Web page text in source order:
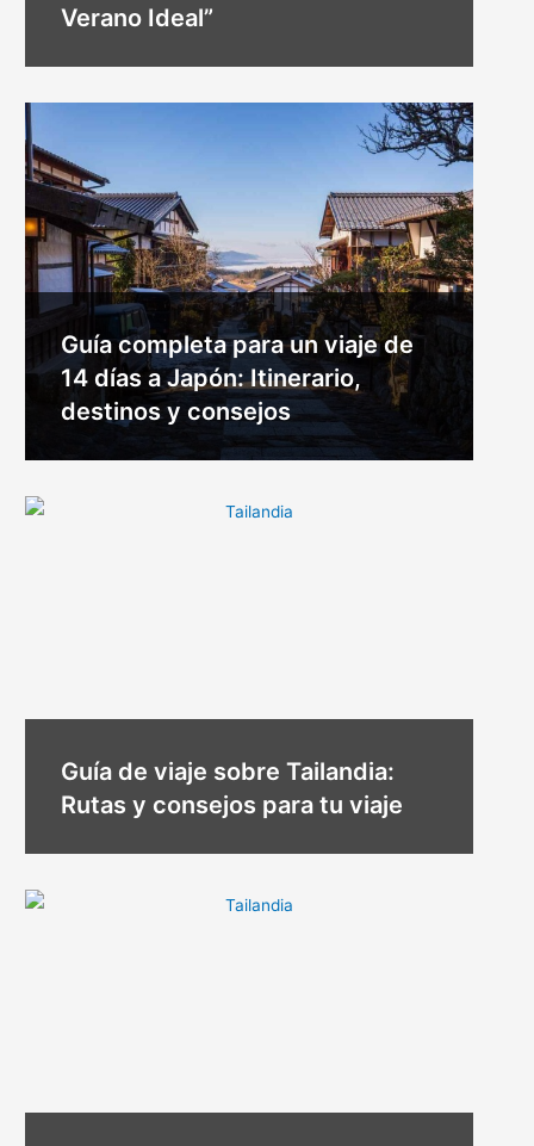
Verano Ideal”
Guía completa para un viaje de
14 días a Japón: Itinerario,
destinos y consejos
Guía de viaje sobre Tailandia:
Rutas y consejos para tu viaje